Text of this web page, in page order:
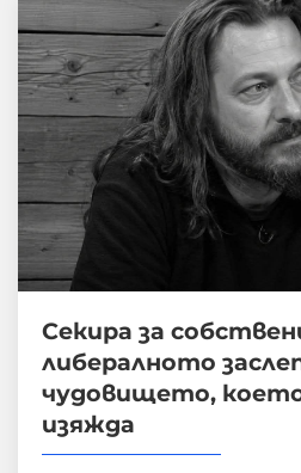
Секира за
либералното
чудовището, което
изяжда